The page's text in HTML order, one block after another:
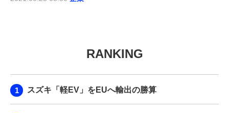
RANKING
スズキ「軽EV」をEUへ輸出の勝算